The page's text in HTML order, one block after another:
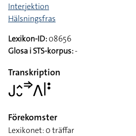
Interjektion
Hälsningsfras
Lexikon-ID:08656
Glosa i STS-korpus:-
Transkription
􌤢􌤵􌤷􌦆􌤣􌥼􌥻
Förekomster
Lexikonet: 0 träffar